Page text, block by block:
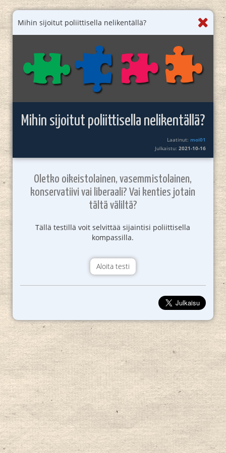
Mihin sijoitut poliittisella nelikentällä?
Mihin sijoitut poliittisella nelikentällä?
Laatinut:moi01
Julkaistu:2021-10-16
Oletko oikeistolainen, vasemmistolainen,
konservatiivi vai liberaali? Vai kenties jotain
tältä väliltä?
Tällä testillä voit selvittää sijaintisi poliittisella
kompassilla.
Aloita testi